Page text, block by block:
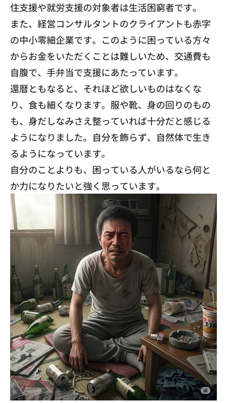
住支援や就労支援の対象者は生活困窮者です。
また、経営コンサルタントのクライアントも赤字
の中小零細企業です。このように困っている方々
からお金をいただくことは難しいため、交通費も
自腹で、手弁当で支援にあたっています。
還暦ともなると、それほど欲しいものはなくな
り、食も細くなります。服や靴、身の回りのもの
も、身だしなみさえ整っていれば十分だと感じる
ようになりました。自分を飾らず、自然体で生き
るようになっています。
自分のことよりも、困っている人がいるなら何と
か力になりたいと強く思っています。